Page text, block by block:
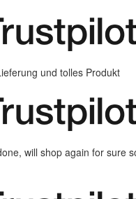
und tolles Produkt
will shop again for sure